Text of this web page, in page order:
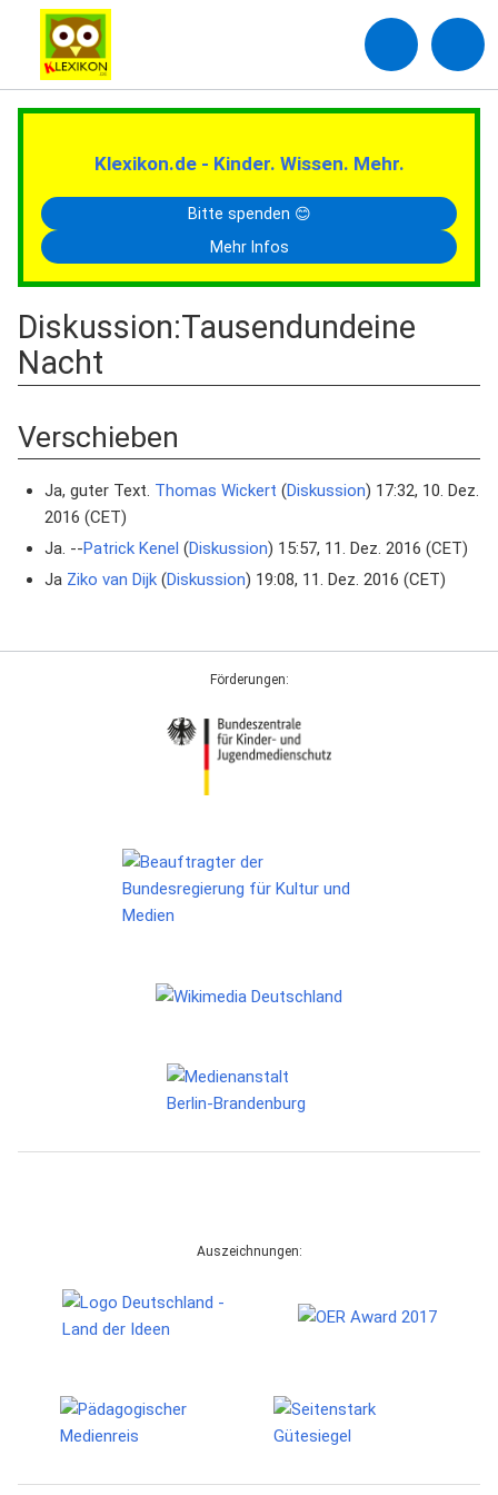
Klexikon.de - Kinder. Wissen. Mehr.
Bitte spenden 😊
Mehr Infos
Diskussion:Tausendundeine
Nacht
Verschieben
Ja, guter Text. Thomas Wickert (Diskussion) 17:32, 10. Dez.
2016 (CET)
Ja. --Patrick Kenel (Diskussion) 15:57, 11. Dez. 2016 (CET)
Ja Ziko van Dijk (Diskussion) 19:08, 11. Dez. 2016 (CET)
Förderungen:
Auszeichnungen: